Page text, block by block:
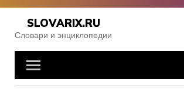
Skip
content
SLOVARIX.RU
Словари и энциклопедии